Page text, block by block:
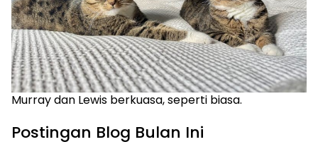
Murray dan Lewis berkuasa, seperti biasa.
Postingan Blog Bulan Ini